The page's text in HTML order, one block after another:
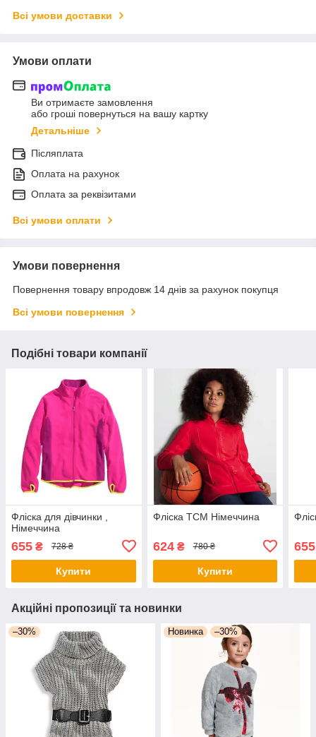
Всі умови доставки
Умови оплати
Ви отримаєте замовлення
або гроші повернуться на вашу картку
Детальніше
Післяплата
Оплата на рахунок
Оплата за реквізитами
Всі умови оплати
Умови повернення
Повернення товару впродовж 14 днів за рахунок покупця
Всі умови повернення
Подібні товари компанії
Фліска для дівчинки ,
Німеччина
655 ₴ 728 ₴
Купити
Фліска TCM Німеччина
624₴ 780 ₴
Купити
655
Акційні пропозиції та новинки
–30% Новинка –30%